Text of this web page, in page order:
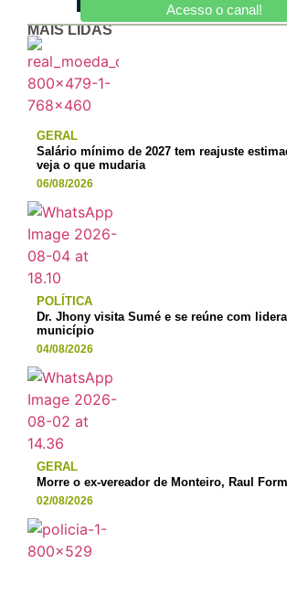
Acesso o canal!
MAIS LIDAS
GERAL
Salário mínimo de 2027 tem reajuste
veja o que mudaria
06/08/2026
POLÍTICA
Dr. Jhony visita Sumé e se reúne com
município
04/08/2026
GERAL
Morre o ex-vereador de Monteiro, Raul
02/08/2026